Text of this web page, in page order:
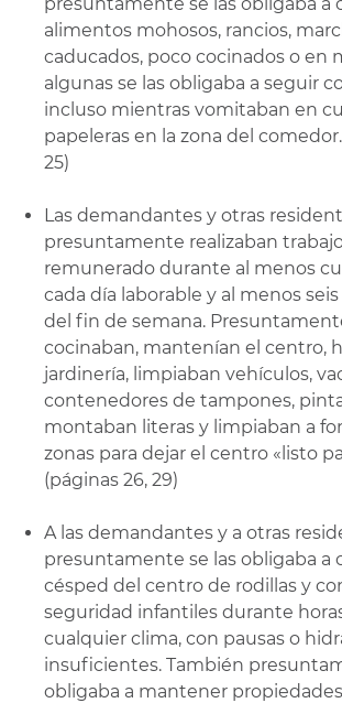
alimentos mohosos, rancios,
caducados, poco cocinados o en
algunas se las obligaba a seguir
incluso mientras vomitaban en
papeleras en la zona del
25)
Las demandantes y otras
presuntamente realizaban
remunerado durante al menos
cada día laborable y al menos
del fin de semana.
cocinaban, mantenían el centro,
jardinería, limpiaban vehículos,
contenedores de tampones,
montaban literas y limpiaban a
zonas para dejar el centro «listo
(páginas 26, 29)
A las demandantes y a otras
presuntamente se las obligaba a
césped del centro de rodillas y
seguridad infantiles durante
cualquier clima, con pausas o
insuficientes. También
obligaba a mantener